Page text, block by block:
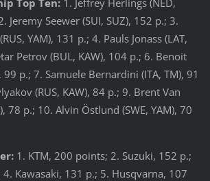
Jeremy Seewer (SUI, SUZ), 152 p.; 3.
YAM), 131 p.; 4. Pauls Jonass (LAT,
Petrov (BUL, KAW), 104 p.; 6. Benoit
99 p.; 7. Samuele Bernardini (ITA, TM), 91
(RUS, KAW), 84 p.; 9. Brent Van
78 p.; 10. Alvin Östlund (SWE, YAM), 70
1. KTM, 200 points; 2. Suzuki, 152 p.;
Kawasaki, 131 p.; 5. Husqvarna, 107